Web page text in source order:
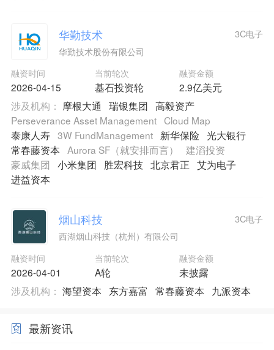
华勤技术
华勤技术股份有限公司
融资时间
2026-04-15
当前轮次
基石投资轮
融资金额
2.9亿美元
3C电子
涉及机构： 摩根大通 瑞银集团 高毅资产
Perseverance Asset Management Cloud Map
泰康人寿 3W FundManagement 新华保险 光大银行
常春藤资本 Aurora SF（就安排而言）
建滔投资
豪威集团
小米集团 胜宏科技 北京君正 艾为电子
进益资本
烟山科技
西湖烟山科技（杭州）有限公司
融资时间
2026-04-01
当前轮次
A轮
融资金额
未披露
3C电子
涉及机构： 海望资本 东方嘉富 常春藤资本 九派资本
最新资讯